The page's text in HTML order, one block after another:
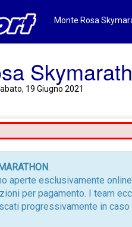
Monte Rosa
19 Giugno 2021
.
aperte esclusivamente
per pagamento. I team
progressivamente in caso